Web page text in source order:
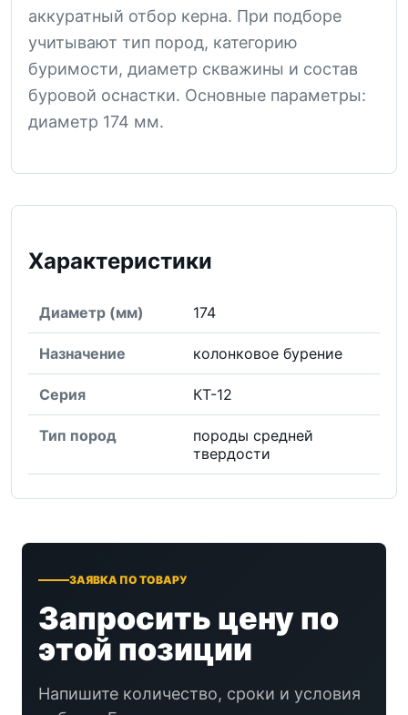
аккуратный отбор керна. При подборе
учитывают тип пород, категорию
буримости, диаметр скважины и состав
буровой оснастки. Основные параметры:
диаметр 174 мм.
Характеристики
Диаметр (мм) 174
Назначение колонковое бурение
Серия КТ-12
Тип пород
породы средней
твердости
ЗАЯВКА ПО ТОВАРУ
Запросить цену по
этой позиции
Напишите количество, сроки и условия